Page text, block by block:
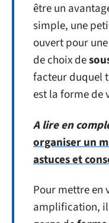
être un
simple, une
ouvert pour
de choix de
facteur duquel
est la forme de
A lire en
organiser un
astuces et
Pour mettre en
amplification,